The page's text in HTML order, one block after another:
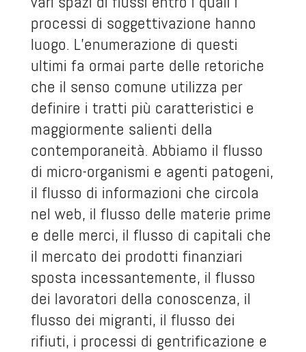
processi di soggettivazione hanno
luogo. L’enumerazione di questi
ultimi fa ormai parte delle retoriche
che il senso comune utilizza per
definire i tratti più caratteristici e
maggiormente salienti della
contemporaneità. Abbiamo il flusso
di micro-organismi e agenti patogeni,
il flusso di informazioni che circola
nel web, il flusso delle materie prime
e delle merci, il flusso di capitali che
il mercato dei prodotti finanziari
sposta incessantemente, il flusso
dei lavoratori della conoscenza, il
flusso dei migranti, il flusso dei
rifiuti, i processi di gentrificazione e